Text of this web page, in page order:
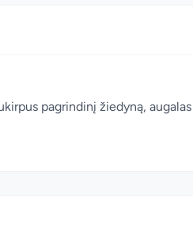
pagrindinį žiedyną,